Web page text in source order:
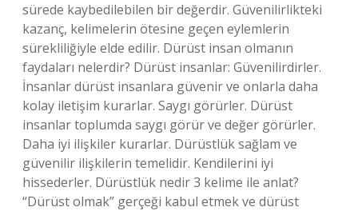
sürede kaybedilebilen bir değerdir. Güvenilirlikteki
kazanç, kelimelerin ötesine geçen eylemlerin
sürekliliğiyle elde edilir. Dürüst insan olmanın
faydaları nelerdir? Dürüst insanlar: Güvenilirdirler.
İnsanlar dürüst insanlara güvenir ve onlarla daha
kolay iletişim kurarlar. Saygı görürler. Dürüst
insanlar toplumda saygı görür ve değer görürler.
Daha iyi ilişkiler kurarlar. Dürüstlük sağlam ve
güvenilir ilişkilerin temelidir. Kendilerini iyi
hissederler. Dürüstlük nedir 3 kelime ile anlat?
“Dürüst olmak” gerçeği kabul etmek ve dürüst